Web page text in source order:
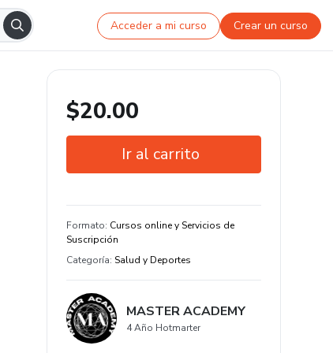
Acceder a mi curso Crear un curso
$20.00
Ir al carrito
Certificado de conclusión
Estudia a tu manera y en cualquier
dispositivo
Formato: Cursos online y Servicios de
Suscripción
Categoría: Salud y Deportes
MASTER ACADEMY
4 Año Hotmarter